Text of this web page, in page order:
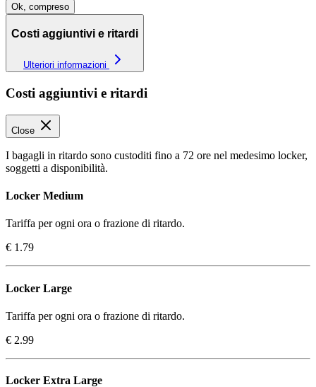
Ok, compreso
Costi aggiuntivi e ritardi
Ulteriori informazioni
Costi aggiuntivi e ritardi
Close
I bagagli in ritardo sono custoditi fino a 72 ore nel medesimo locker,
soggetti a disponibilità.
Locker Medium
Tariffa per ogni ora o frazione di ritardo.
€ 1.79
Locker Large
Tariffa per ogni ora o frazione di ritardo.
€ 2.99
Locker Extra Large